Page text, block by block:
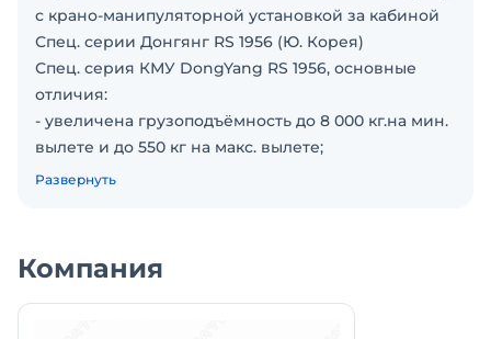
с крано-манипуляторной установкой за кабиной
Спец. серии Донгянг RS 1956 (Ю. Корея)
Спец. серия КМУ DongYang RS 1956, основные
отличия:
- увеличена грузоподъёмность до 8 000 кг.на мин.
вылете и до 550 кг на макс. вылете;
- вернули гидравлические приборы безопасности
(на предыдущих моделях было два);
-6-ти кратная запасовка троса, вместо 4-х кратной;
Развернуть
Компания